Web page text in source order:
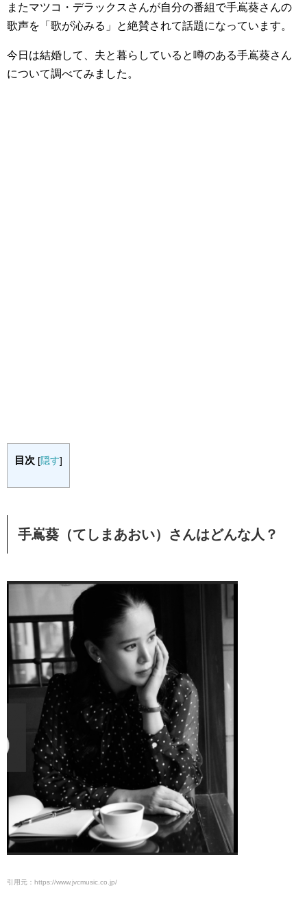
またマツコ・デラックスさんが自分の番組で手嶌葵さんの
歌声を「歌が沁みる」と絶賛されて話題になっています。
今日は結婚して、夫と暮らしていると噂のある手嶌葵さん
について調べてみました。
目次 [隠す]
手嶌葵（てしまあおい）さんはどんな人？
引用元：https://www.jvcmusic.co.jp/